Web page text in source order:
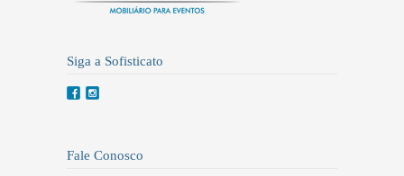
Siga a Sofisticato
Fale Conosco